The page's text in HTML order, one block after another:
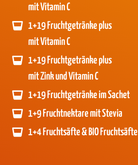
mit Vitamin C
1+19 Fruchtgetränke plus
mit Vitamin C
1+19 Fruchtgetränke plus
mit Zink und Vitamin C
1+19 Fruchtgetränke im Sachet
1+9 Fruchtnektare mit Stevia
1+4 Fruchtsäfte & BIO Fruchtsäfte